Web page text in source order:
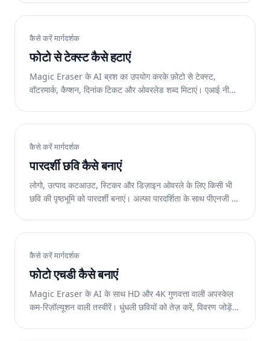
कैसे करें मार्गदर्शक
फोटो से टेक्स्ट कैसे हटाएं
Magic Eraser के AI ब्रश का उपयोग करके फ़ोटो से टेक्स्ट,
वॉटरमार्क, कैप्शन, दिनांक टिकट और ओवरलेड शब्द मिटाएं। एआई नीचे
कैसे करें मार्गदर्शक
पारदर्शी छवि कैसे बनाएं
लोगो, उत्पाद कटआउट, स्टिकर और डिज़ाइन ओवरले के लिए किसी भी
छवि की पृष्ठभूमि को पारदर्शी बनाएं। अल्फा पारदर्शिता के साथ पीएनजी के
कैसे करें मार्गदर्शक
फोटो एचडी कैसे बनाएं
Magic Eraser के AI के साथ HD और 4K गुणवत्ता वाली अपस्केल
कम-रिज़ॉल्यूशन वाली तस्वीरें। धुंधली छवियों को तेज़ करें, विवरण जोड़ें,